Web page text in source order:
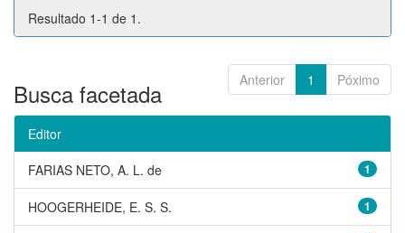
Resultado 1-1 de 1.
Anterior 1 Póximo
Busca facetada
Editor
1
FARIAS NETO, A. L. de
1
HOOGERHEIDE, E. S. S.